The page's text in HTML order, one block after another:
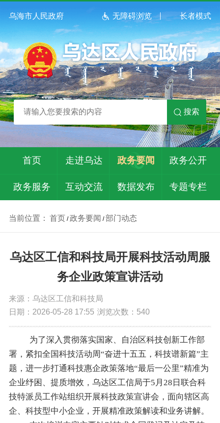
乌海市人民政府 无障碍浏览 长者模式
搜索
首页 走进乌达 政务要闻 政务公开
政务服务 互动交流 数据发布 专题专栏
当前位置： 首页 /政务要闻 /部门动态
乌达区工信和科技局开展科技活动周服
务企业政策宣讲活动
来源：乌达区工信和科技局
日期：2026-05-28 17:55 浏览次数： 540
为了深入贯彻落实国家、自治区科技创新工作部
署，紧扣全国科技活动周“奋进十五五，科技谱新篇”主
题，进一步打通科技惠企政策落地“最后一公里”精准为
企业纾困、提质增效， 乌达区工信局于5 月 28 日 联合科
技特派员工作站组织开展科技政策宣讲会，面向辖区高
企、科技型中小企业，开展精准政策解读和业务讲解。